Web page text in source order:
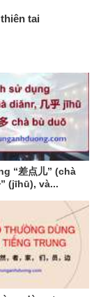
tai
“差点儿” (chà
(jīhū), và...